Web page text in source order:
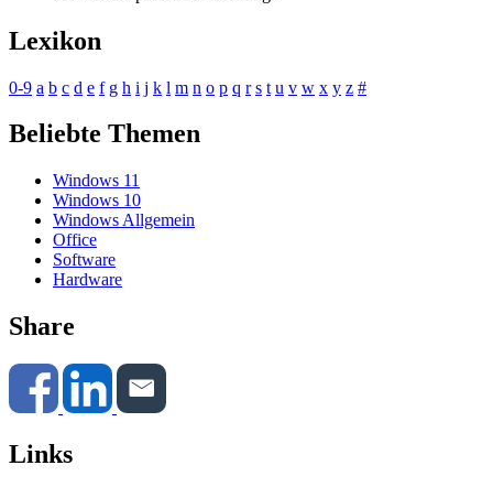
Lexikon
0-9 a b c d e f g h i j k l m n o p q r s t u v w x y z #
Beliebte Themen
Windows 11
Windows 10
Windows Allgemein
Office
Software
Hardware
Share
Links